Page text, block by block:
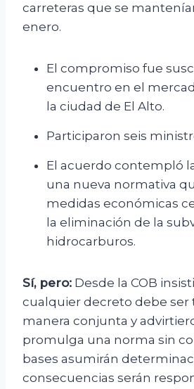
carreteras que se
enero.
El compromiso fue
encuentro en el
la ciudad de El Alto.
Participaron seis
El acuerdo contempló
una nueva normativa
medidas económicas
la eliminación de la
hidrocarburos.
Sí, pero: Desde la COB
cualquier decreto debe ser
manera conjunta y
promulga una norma sin
bases asumirán
consecuencias serán